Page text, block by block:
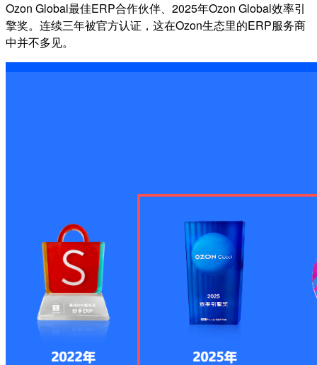
Ozon Global最佳ERP合作伙伴、2025年Ozon Global效率引
擎奖。连续三年被官方认证，这在Ozon生态里的ERP服务商
中并不多见。